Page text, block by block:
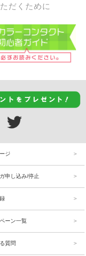
だくために
ジ
申し込み/停止
ーン一覧
質問